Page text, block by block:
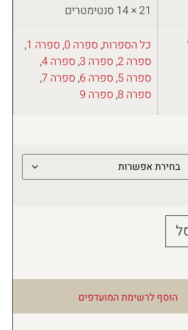
21 × 14 סנטימטרים
כל הספרות,ספרה 0 ,ספרה 1 ,
ספרה 2 ,ספרה 3 ,ספרה 4 ,
ספרה 5 ,ספרה 6 ,ספרה 7 ,
ספרה 8 ,ספרה 9
הוסף לרשימת המועדפים